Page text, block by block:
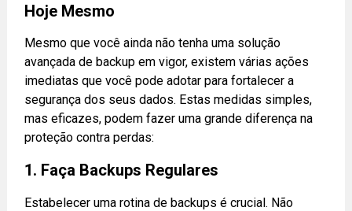
Hoje Mesmo
Mesmo que você ainda não tenha uma solução
avançada de backup em vigor, existem várias ações
imediatas que você pode adotar para fortalecer a
segurança dos seus dados. Estas medidas simples,
mas eficazes, podem fazer uma grande diferença na
proteção contra perdas:
1. Faça Backups Regulares
Estabelecer uma rotina de backups é crucial. Não